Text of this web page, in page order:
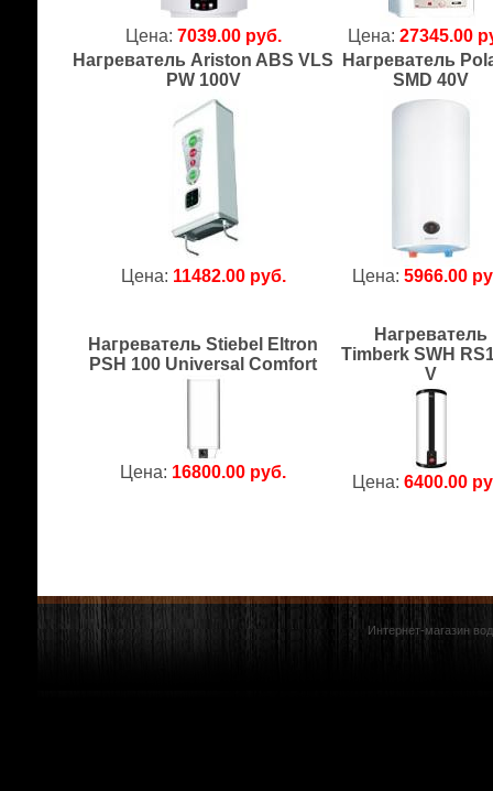
Цена: 7039.00 руб. Цена: 27345.00
Нагреватель Ariston ABS VLS
PW 100V
Цена: 11482.00 руб.
Нагреватель
SMD 40V
Цена:5966.00
Нагреватель Stiebel Eltron
PSH 100 Universal Comfort
Цена: 16800.00 руб.
Нагреватель
Timberk SWH
V
Цена:6400.00
Интернет-магазин